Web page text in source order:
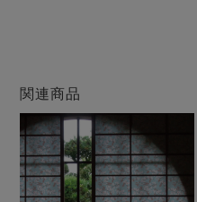
関連商品